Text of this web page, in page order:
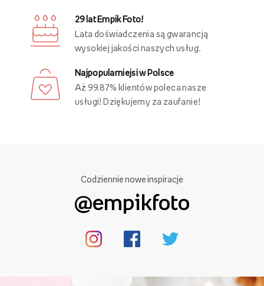
29 lat Empik Foto!
Lata doświadczenia są gwarancją
wysokiej jakości naszych usług.
Najpopularniejsi w Polsce
Aż 99,87% klientów poleca nasze
usługi! Dziękujemy za zaufanie!
Codziennie nowe inspiracje
@empikfoto